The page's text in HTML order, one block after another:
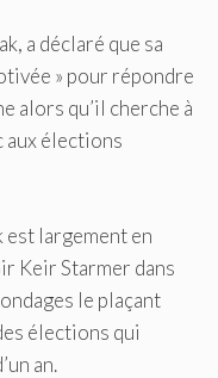
a déclaré que sa
» pour répondre
alors qu’il cherche à
aux élections
est largement en
Keir Starmer dans
le plaçant
élections qui
an.